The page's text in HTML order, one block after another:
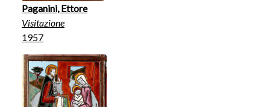
Paganini, Ettore
Visitazione
1957